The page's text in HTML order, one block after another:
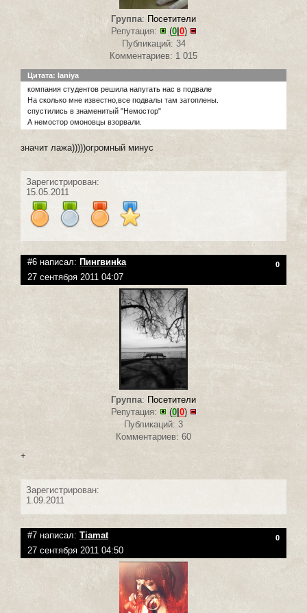
Группа: Посетители
Репутация:
(0| 0)
Публикаций: 34
Комментариев: 1 015
Цитата: laniya
компания студентов решила напугать нас в подвале
На сколько мне известно,все подвалы там затоплены.
спустились в знаменитый "Немостор"
А немостор омоновцы взорвали.
значит лажа)))))огромный минус
Зарегистрирован:
15.05.2011
#6 написал: Пингвинka 0
27 сентября 2011 04:07
Группа: Посетители
Репутация:
(0| 0)
Публикаций: 3
Комментариев: 60
+
Зарегистрирован:
1.09.2011
#7 написал: Tiamat 0
27 сентября 2011 04:50